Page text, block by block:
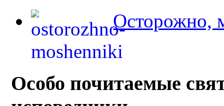
Осторожно,
Особо почитаемые